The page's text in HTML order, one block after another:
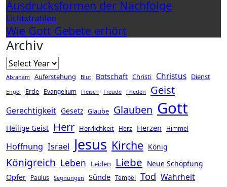
Ausdrucksformen der Nachfolge
Lichtstrahlen
Wie Gott Gebete erhört
Archiv
Abraham Auferstehung Blut Botschaft Christi Christus Dienst
Engel Erde Evangelium Fleisch Freude Frieden Geist
Gerechtigkeit Gesetz Glaube Glauben Gott
Heilige Geist Herr Herrlichkeit Herz Herzen Himmel
Hoffnung Israel Jesus Kirche König
Königreich Leben Leiden Liebe Neue Schöpfung
Opfer Paulus Segnungen Sünde Tempel Tod Wahrheit